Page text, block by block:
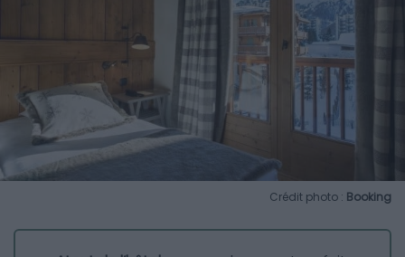
Crédit photo : Booking